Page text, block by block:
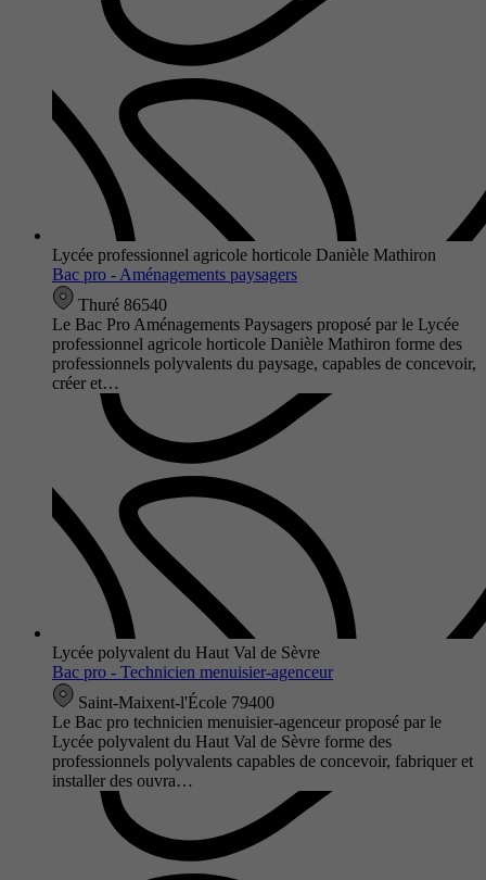
Lycée professionnel agricole horticole Danièle Mathiron
Bac pro - Aménagements paysagers
Thuré 86540
Le Bac Pro Aménagements Paysagers proposé par le Lycée
professionnel agricole horticole Danièle Mathiron forme des
professionnels polyvalents du paysage, capables de concevoir,
créer et…
Lycée polyvalent du Haut Val de Sèvre
Bac pro - Technicien menuisier-agenceur
Saint-Maixent-l'École 79400
Le Bac pro technicien menuisier-agenceur proposé par le
Lycée polyvalent du Haut Val de Sèvre forme des
professionnels polyvalents capables de concevoir, fabriquer et
installer des ouvra…